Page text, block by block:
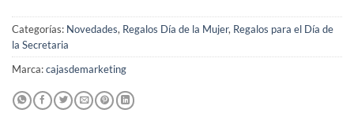
Categorías: Novedades, Regalos Día de la Mujer, Regalos para el Día de
la Secretaria
Marca:cajasdemarketing